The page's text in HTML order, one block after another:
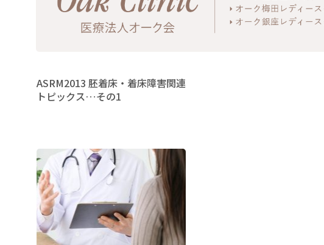
ASRM2013 胚着床・着床障害関連
トピックス…その1
医局カン
ァレンス